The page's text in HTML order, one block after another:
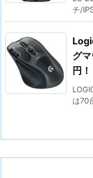
チ/
グ
円！
は70